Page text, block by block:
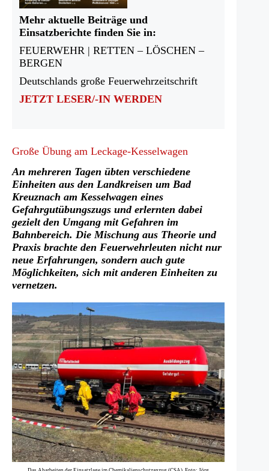
Mehr aktuelle Beiträge und
Einsatzberichte finden Sie in:
FEUERWEHR | RETTEN – LÖSCHEN –
BERGEN
Deutschlands große Feuerwehrzeitschrift
JETZT LESER/-IN WERDEN
Große Übung am Leckage-Kesselwagen
An mehreren Tagen übten verschiedene
Einheiten aus den Landkreisen um Bad
Kreuznach am Kesselwagen eines
Gefahrgutübungszugs und erlernten dabei
gezielt den Umgang mit Gefahren im
Bahnbereich. Die Mischung aus Theorie und
Praxis brachte den Feuerwehrleuten nicht nur
neue Erfahrungen, sondern auch gute
Möglichkeiten, sich mit anderen Einheiten zu
vernetzen.